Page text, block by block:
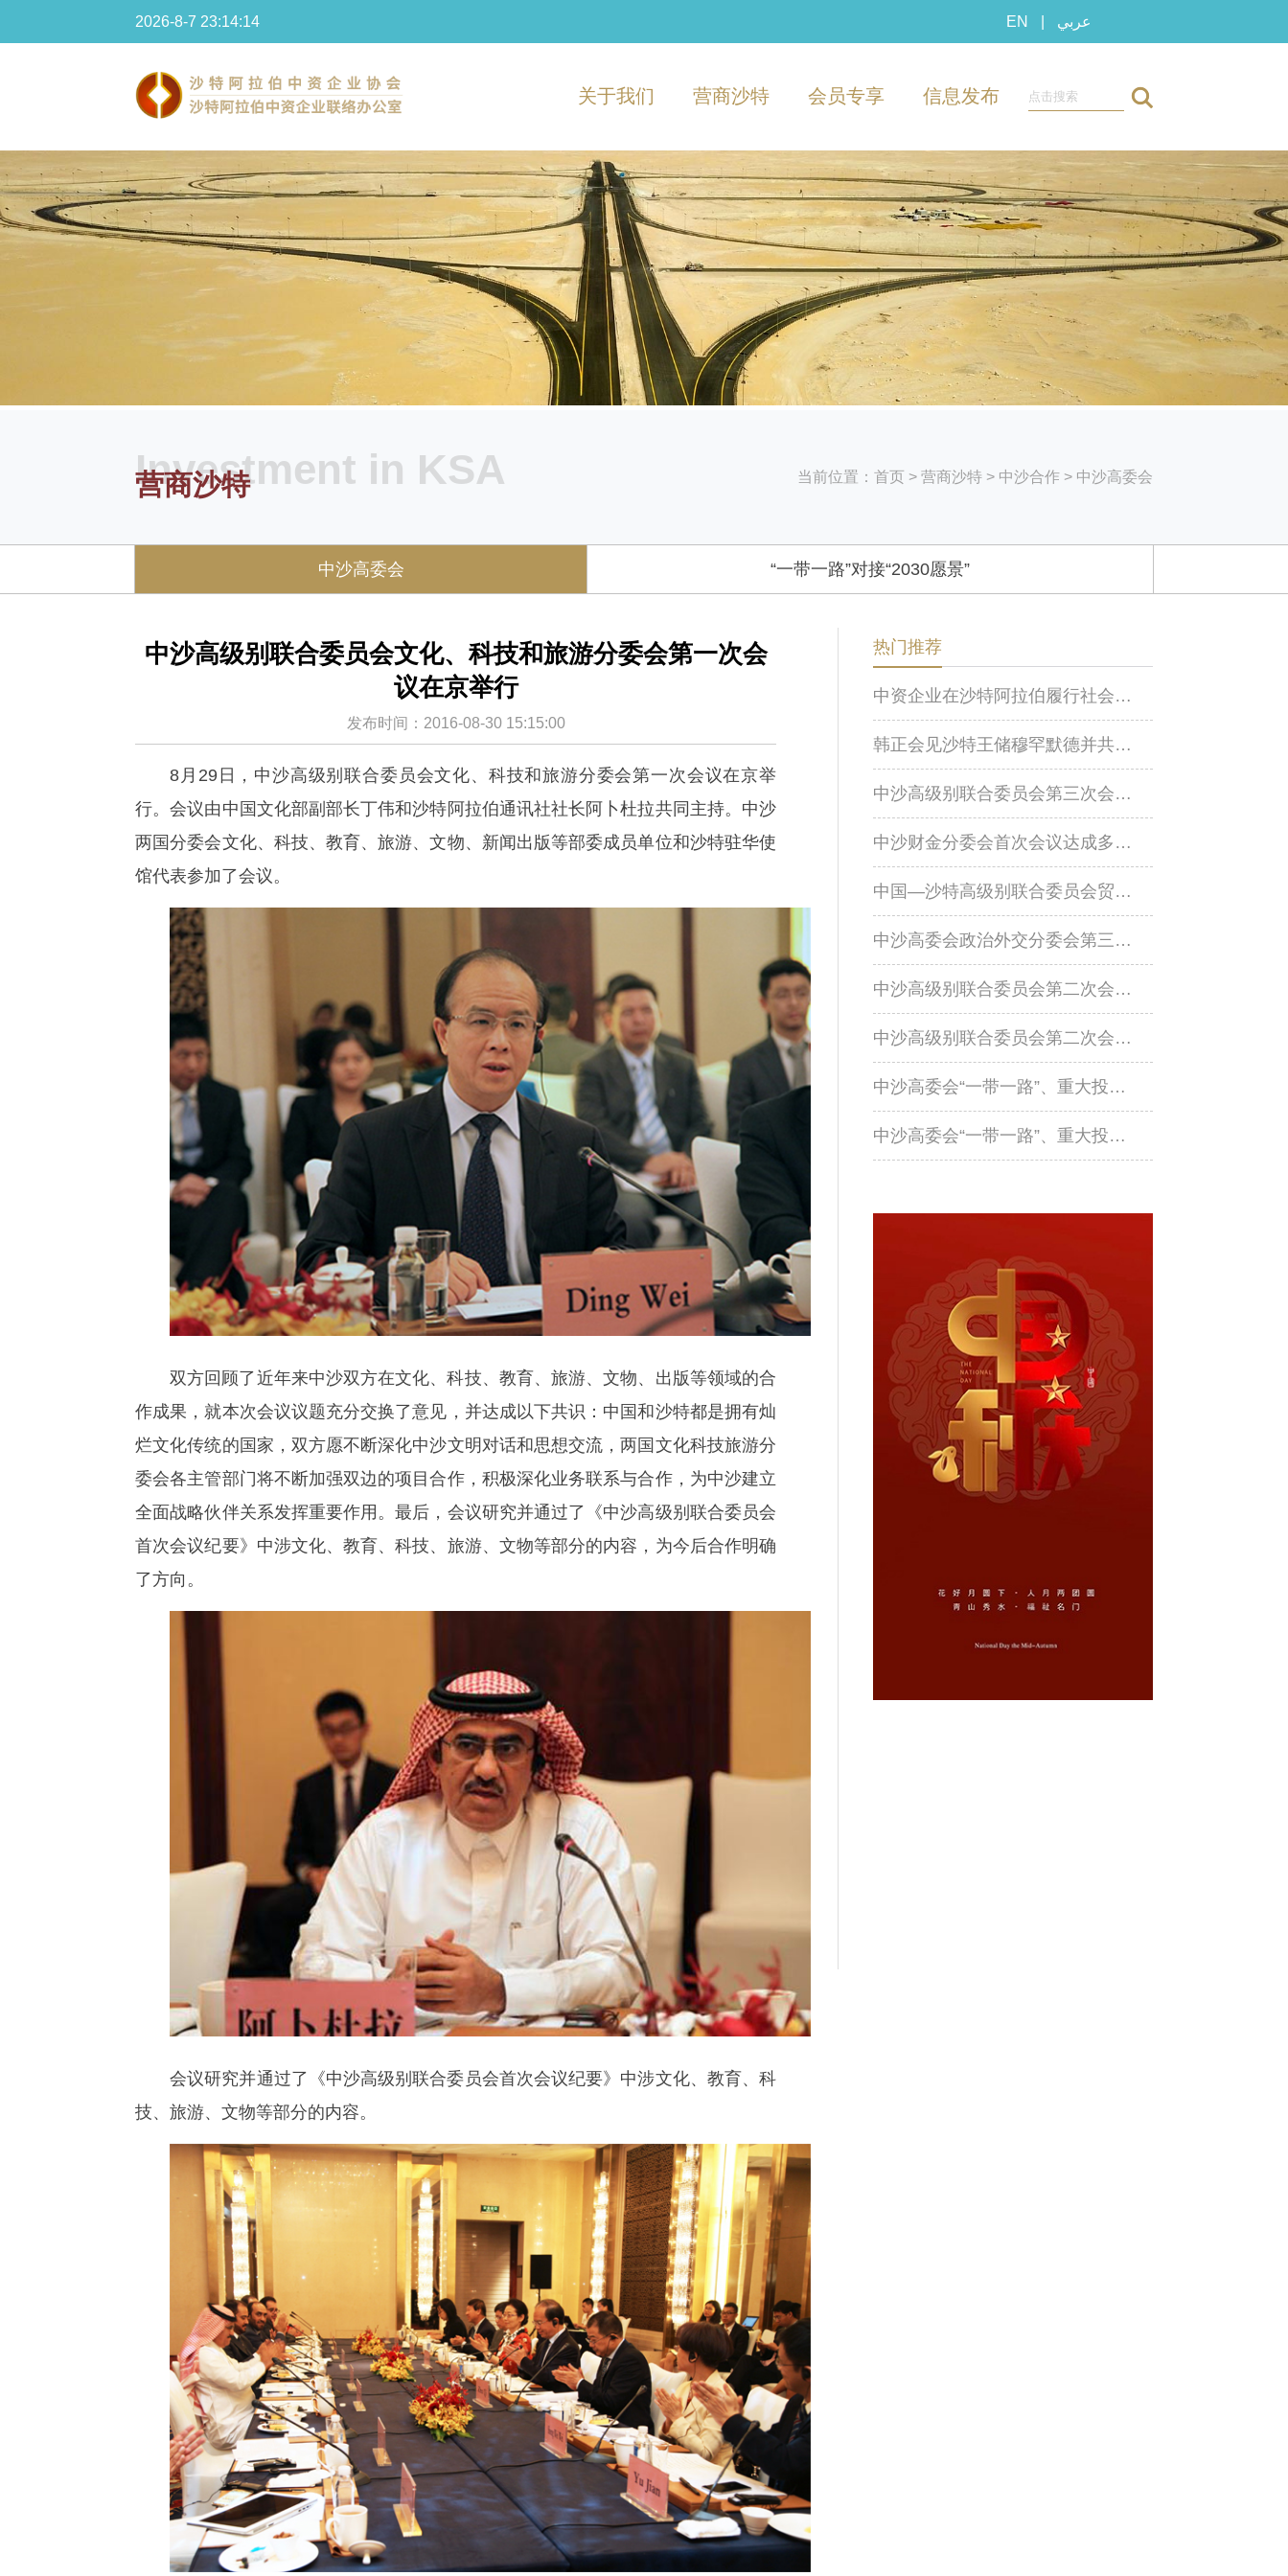
2026-8-7 23:14:16 EN عربي
关于我们 营商沙特 会员专享 信息发布
Investment in KSA
营商沙特 当前位置： 首页> 营商沙特> 中沙合作> 中沙高委会
中沙高委会 “一带一路”对接“2030愿景”
中沙高级别联合委员会文化、科技和旅游分委会第一次会
议在京举行
发布时间：2016-08-30 15:15:00
8月29日，中沙高级别联合委员会文化、科技和旅游分委会第一次会议在京举
行。会议由中国文化部副部长丁伟和沙特阿拉伯通讯社社长阿卜杜拉共同主持。中沙
两国分委会文化、科技、教育、旅游、文物、新闻出版等部委成员单位和沙特驻华使
馆代表参加了会议。
双方回顾了近年来中沙双方在文化、科技、教育、旅游、文物、出版等领域的合
作成果，就本次会议议题充分交换了意见，并达成以下共识：中国和沙特都是拥有灿
烂文化传统的国家，双方愿不断深化中沙文明对话和思想交流，两国文化科技旅游分
委会各主管部门将不断加强双边的项目合作，积极深化业务联系与合作，为中沙建立
全面战略伙伴关系发挥重要作用。最后，会议研究并通过了《中沙高级别联合委员会
首次会议纪要》中涉文化、教育、科技、旅游、文物等部分的内容，为今后合作明确
了方向。
会议研究并通过了《中沙高级别联合委员会首次会议纪要》中涉文化、教育、科
技、旅游、文物等部分的内容。
热门推荐
中资企业在沙特阿拉伯履行社会责任报告
韩正会见沙特王储穆罕默德并共同主持中沙高级别联合委员会第三次会议
中沙高级别联合委员会第三次会议在京召开
中沙财金分委会首次会议达成多项共识
中国—沙特高级别联合委员会贸易和投资分委会第三次会议在京召开
中沙高委会政治外交分委会第三次会议在京召开
中沙高级别联合委员会第二次会议在沙召开
中沙高级别联合委员会第二次会议在沙召开
中沙高委会“一带一路”、重大投资合作项目和能源分委会第二次会议在北京召开
中沙高委会“一带一路”、重大投资合作项目和能源分委会第一次会议召开